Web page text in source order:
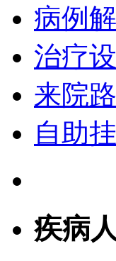
病例
治疗
来院
自助
疾病